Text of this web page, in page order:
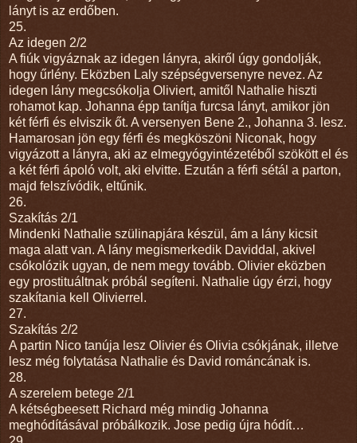
lányt is az erdőben.
25.
Az idegen 2/2
A fiúk vigyáznak az idegen lányra, akiről úgy gondolják,
hogy űrlény. Eközben Laly szépségversenyre nevez. Az
idegen lány megcsókolja Oliviert, amitől Nathalie hiszti
rohamot kap. Johanna épp tanítja furcsa lányt, amikor jön
két férfi és elviszik őt. A versenyen Bene 2., Johanna 3. lesz.
Hamarosan jön egy férfi és megköszöni Niconak, hogy
vigyázott a lányra, aki az elmegyógyintézetéből szökött el és
a két férfi ápoló volt, aki elvitte. Ezután a férfi sétál a parton,
majd felszívódik, eltűnik.
26.
Szakítás 2/1
Mindenki Nathalie szülinapjára készül, ám a lány kicsit
maga alatt van. A lány megismerkedik Daviddal, akivel
csókolózik ugyan, de nem megy tovább. Olivier eközben
egy prostituáltnak próbál segíteni. Nathalie úgy érzi, hogy
szakítania kell Olivierrel.
27.
Szakítás 2/2
A partin Nico tanúja lesz Olivier és Olivia csókjának, illetve
lesz még folytatása Nathalie és David románcának is.
28.
A szerelem betege 2/1
A kétségbeesett Richard még mindig Johanna
meghódításával próbálkozik. Jose pedig újra hódít…